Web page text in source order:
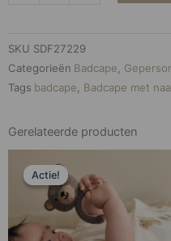
SKU SDF27229
Categorieën Badcape,
Tags badcape, Badcape met
Gerelateerde producten
Actie!
Actie!prijs
was:
€26,99.
is:
€9,99.